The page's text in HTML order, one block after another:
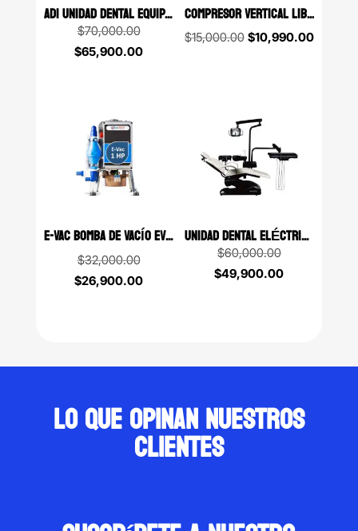
AD1 UNIDAD DENTAL EQUIPADA DBA
$70,000.00Original
price
$65,900.00Current
COMPRESOR VERTICAL LIBRE DE ACEITE 80 LITROS 2 HP ROSENTHAL
$15,000.00 Original
$10,990.00Current
E-VAC BOMBA DE VACÍO EVOTECH 1HP
$32,000.00Original
price
$26,900.00Current
UNIDAD DENTAL ELÉCTRICA GALAXY ZD3
$60,000.00Original
price
$49,900.00Current
Lo que opinan nuestros
clientes